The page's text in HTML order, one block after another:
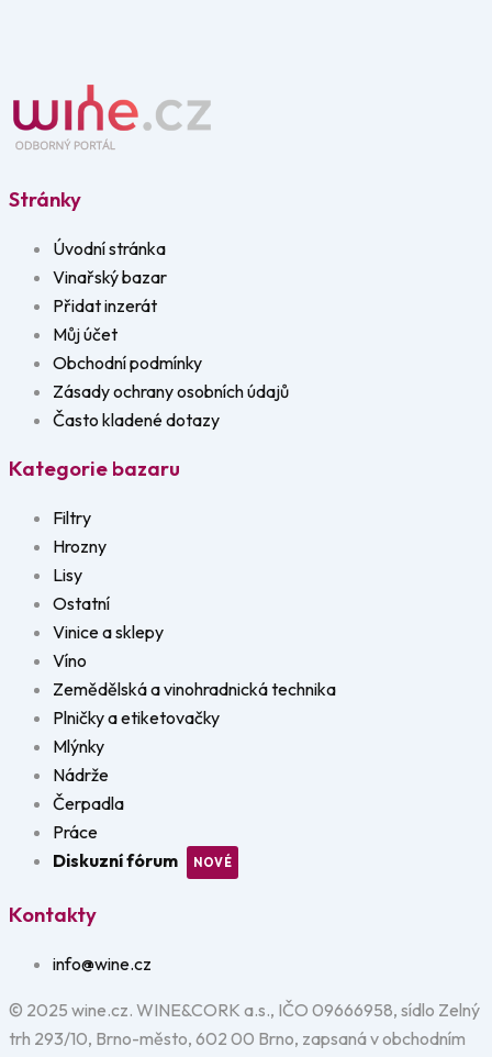
Stránky
Úvodní stránka
Vinařský bazar
Přidat inzerát
Můj účet
Obchodní podmínky
Zásady ochrany osobních údajů
Často kladené dotazy
Kategorie bazaru
Filtry
Hrozny
Lisy
Ostatní
Vinice a sklepy
Víno
Zemědělská a vinohradnická technika
Plničky a etiketovačky
Mlýnky
Nádrže
Čerpadla
Práce
Diskuzní fórum
Kontakty
info@wine.cz
© 2025 wine.cz. WINE&CORK a.s., IČO 09666958, sídlo Zelný
trh 293/10, Brno-město, 602 00 Brno, zapsaná v obchodním